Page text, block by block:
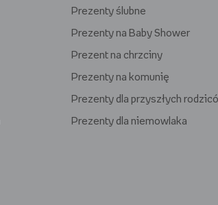
Prezenty ślubne
Prezenty na Baby Shower
Prezent na chrzciny
Prezenty na komunię
Prezenty dla przyszłych
Prezenty dla niemowlaka